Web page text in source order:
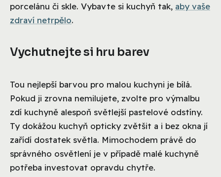
porcelánu či skle. Vybavte si kuchyň tak, aby vaše
zdraví netrpělo.
Vychutnejte si hru barev
Tou nejlepší barvou pro malou kuchyni je bílá.
Pokud ji zrovna nemilujete, zvolte pro výmalbu
zdí kuchyně alespoň světlejší pastelové odstíny.
Ty dokážou kuchyň opticky zvětšit a i bez okna jí
zařídí dostatek světla. Mimochodem právě do
správného osvětlení je v případě malé kuchyně
potřeba investovat opravdu chytře.